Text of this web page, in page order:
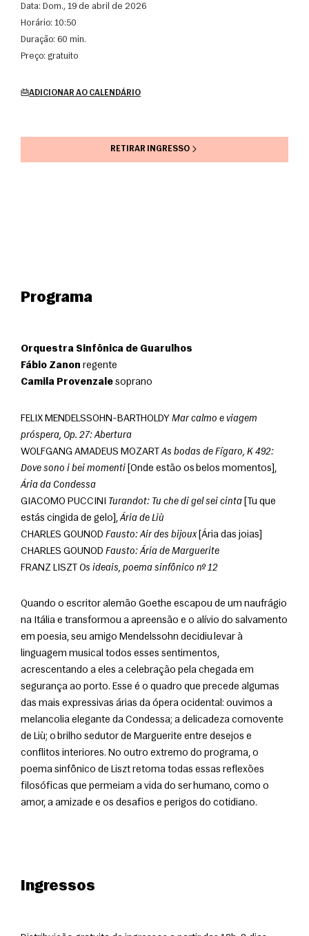
Data:
dom., 19 de abril de 2026
Horário:
10:50
Duração: 60 min.
Preço: gratuito
ADICIONAR AO CALENDÁRIO
RETIRAR INGRESSO
Programa
Orquestra Sinfônica de Guarulhos
Fábio Zanon regente
Camila Provenzale soprano
FELIX MENDELSSOHN-BARTHOLDY Mar calmo e viagem
próspera, Op. 27: Abertura
WOLFGANG AMADEUS MOZART As bodas de Fígaro, K 492:
Dove sono i bei momenti
Ária da Condessa
GIACOMO PUCCINI Turandot: Tu che di gel sei cinta [Tu que
estás cingida de gelo], Ária de Liù
CHARLES GOUNOD Fausto: Air des bijoux [Ária das joias]
CHARLES GOUNOD Fausto: Ária de Marguerite
FRANZ LISZT Os ideais, poema sinfônico nº 12
Quando o escritor alemão Goethe escapou de um naufrágio
na Itália e transformou a apreensão e o alívio do salvamento
em poesia, seu amigo Mendelssohn decidiu levar à
linguagem musical todos esses sentimentos,
acrescentando a eles a celebração pela chegada em
segurança ao porto. Esse é o quadro que precede algumas
das mais expressivas árias da ópera ocidental: ouvimos a
melancolia elegante da Condessa; a delicadeza comovente
de Liù; o brilho sedutor de Marguerite entre desejos e
conflitos interiores. No outro extremo do programa, o
poema sinfônico de Liszt retoma todas essas reflexões
filosóficas que permeiam a vida do ser humano, como o
amor, a amizade e os desafios e perigos do cotidiano.
Ingressos